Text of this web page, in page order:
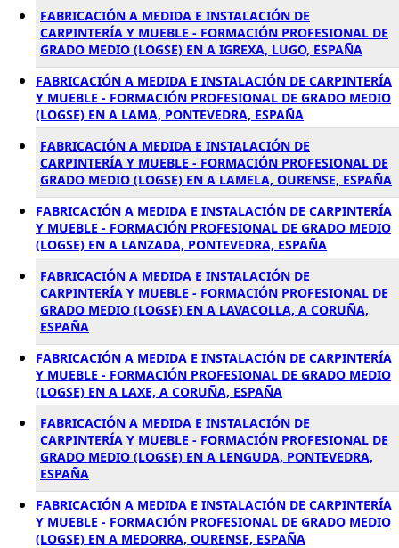
FABRICACIÓN A MEDIDA E INSTALACIÓN DE
CARPINTERÍA Y MUEBLE - FORMACIÓN PROFESIONAL DE
GRADO MEDIO (LOGSE) EN A IGREXA, LUGO, ESPAÑA
FABRICACIÓN A MEDIDA E INSTALACIÓN DE CARPINTERÍA
Y MUEBLE - FORMACIÓN PROFESIONAL DE GRADO MEDIO
(LOGSE) EN A LAMA, PONTEVEDRA, ESPAÑA
FABRICACIÓN A MEDIDA E INSTALACIÓN DE
CARPINTERÍA Y MUEBLE - FORMACIÓN PROFESIONAL DE
GRADO MEDIO (LOGSE) EN A LAMELA, OURENSE, ESPAÑA
FABRICACIÓN A MEDIDA E INSTALACIÓN DE CARPINTERÍA
Y MUEBLE - FORMACIÓN PROFESIONAL DE GRADO MEDIO
(LOGSE) EN A LANZADA, PONTEVEDRA, ESPAÑA
FABRICACIÓN A MEDIDA E INSTALACIÓN DE
CARPINTERÍA Y MUEBLE - FORMACIÓN PROFESIONAL DE
GRADO MEDIO (LOGSE) EN A LAVACOLLA, A CORUÑA,
ESPAÑA
FABRICACIÓN A MEDIDA E INSTALACIÓN DE CARPINTERÍA
Y MUEBLE - FORMACIÓN PROFESIONAL DE GRADO MEDIO
(LOGSE) EN A LAXE, A CORUÑA, ESPAÑA
FABRICACIÓN A MEDIDA E INSTALACIÓN DE
CARPINTERÍA Y MUEBLE - FORMACIÓN PROFESIONAL DE
GRADO MEDIO (LOGSE) EN A LENGUDA, PONTEVEDRA,
ESPAÑA
FABRICACIÓN A MEDIDA E INSTALACIÓN DE CARPINTERÍA
Y MUEBLE - FORMACIÓN PROFESIONAL DE GRADO MEDIO
(LOGSE) EN A MEDORRA, OURENSE, ESPAÑA